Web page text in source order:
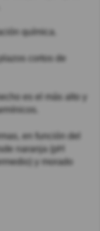
química.
cortos de
es el más alto y
en función del
naranja (pH
y morado